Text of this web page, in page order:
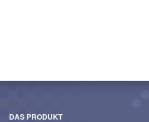
DAS TOOL
DAS PRODUKT